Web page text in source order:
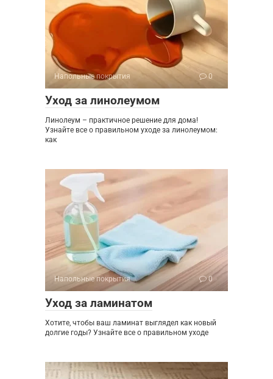
Напольные покрытия 0
Уход за линолеумом
Линолеум – практичное решение для дома!
Узнайте все о правильном уходе за линолеумом:
как
Напольные покрытия 0
Уход за ламинатом
Хотите, чтобы ваш ламинат выглядел как новый
долгие годы? Узнайте все о правильном уходе